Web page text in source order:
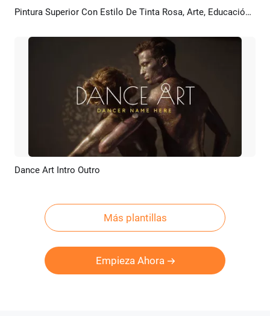
Previsualizar Personalizar Pintura Superior Con Estilo De Tinta Rosa, Arte, Educación, Youtube, Introducción
Previsualizar
Dance Art Intro Outro
Más plantillas
Empieza Ahora